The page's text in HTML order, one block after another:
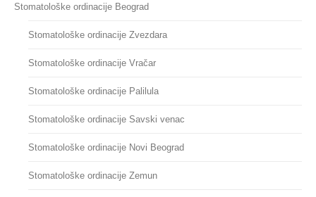
Stomatološke ordinacije Beograd
Stomatološke ordinacije Zvezdara
Stomatološke ordinacije Vračar
Stomatološke ordinacije Palilula
Stomatološke ordinacije Savski venac
Stomatološke ordinacije Novi Beograd
Stomatološke ordinacije Zemun